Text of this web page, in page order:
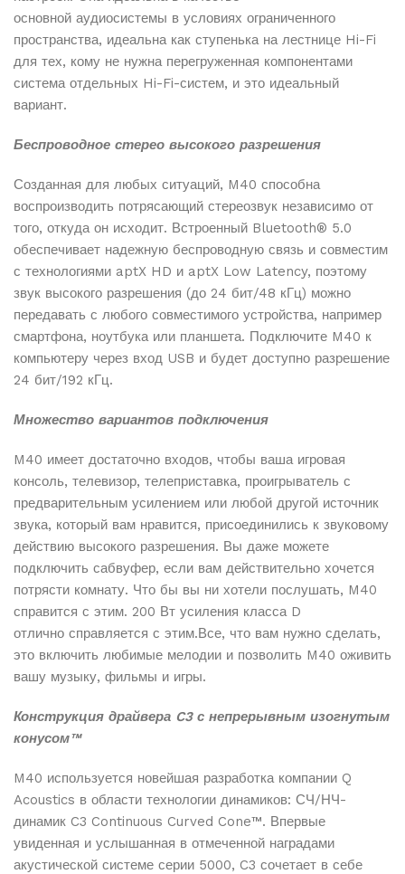
основной аудиосистемы в условиях ограниченного
пространства, идеальна как ступенька на лестнице Hi-Fi
для тех, кому не нужна перегруженная компонентами
система отдельных Hi-Fi-систем, и это идеальный
вариант.
Беспроводное стерео высокого разрешения
Созданная для любых ситуаций, M40 способна
воспроизводить потрясающий стереозвук независимо от
того, откуда он исходит. Встроенный Bluetooth® 5.0
обеспечивает надежную беспроводную связь и совместим
с технологиями aptX HD и aptX Low Latency, поэтому
звук высокого разрешения (до 24 бит/48 кГц) можно
передавать с любого совместимого устройства, например
смартфона, ноутбука или планшета. Подключите M40 к
компьютеру через вход USB и будет доступно разрешение
24 бит/192 кГц.
Множество вариантов подключения
M40 имеет достаточно входов, чтобы ваша игровая
консоль, телевизор, телеприставка, проигрыватель с
предварительным усилением или любой другой источник
звука, который вам нравится, присоединились к звуковому
действию высокого разрешения. Вы даже можете
подключить сабвуфер, если вам действительно хочется
потрясти комнату. Что бы вы ни хотели послушать, M40
справится с этим. 200 Вт усиления класса D
отлично справляется с этим.Все, что вам нужно сделать,
это включить любимые мелодии и позволить M40 оживить
вашу музыку, фильмы и игры.
Конструкция драйвера C3 с непрерывным изогнутым
конусом™
M40 используется новейшая разработка компании Q
Acoustics в области технологии динамиков: СЧ/НЧ-
динамик C3 Continuous Curved Cone™. Впервые
увиденная и услышанная в отмеченной наградами
акустической системе серии 5000, C3 сочетает в себе